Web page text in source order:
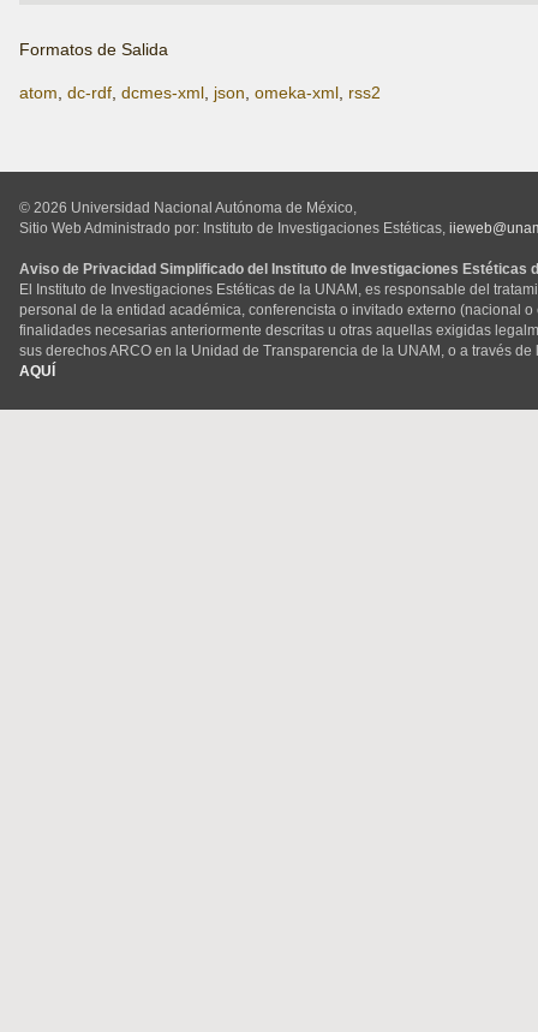
Formatos de Salida
atom, dc-rdf, dcmes-xml, json, omeka-xml, rss2
© 2026 Universidad Nacional Autónoma de México,
Sitio Web Administrado por: Instituto de Investigaciones Estéticas,
Aviso de Privacidad Simplificado del Instituto de Investigaciones Estéticas
El Instituto de Investigaciones Estéticas de la UNAM, es responsable del
personal de la entidad académica, conferencista o invitado externo (nacional
finalidades necesarias anteriormente descritas u otras aquellas exigidas
sus derechos ARCO en la Unidad de Transparencia de la UNAM, o a través
AQUÍ